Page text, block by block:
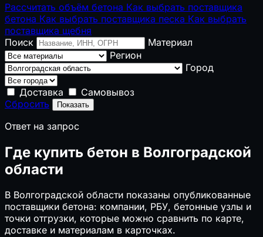
Рассчитать объём бетона Как выбрать поставщика
бетона Как выбрать поставщика песка Как выбрать
поставщика щебня
Поиск
Материал
Регион
Город
Доставка
Самовывоз
Сбросить
Показать
Ответ на запрос
Где купить бетон в Волгоградской
области
В Волгоградской области показаны опубликованные
поставщики бетона: компании, РБУ, бетонные узлы и
точки отгрузки, которые можно сравнить по карте,
доставке и материалам в карточках.